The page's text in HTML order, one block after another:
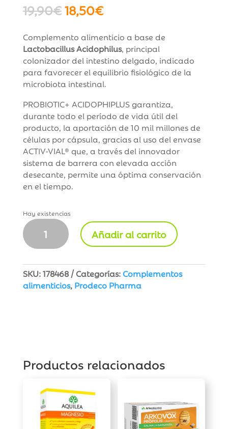
19,90€El
precio
original
era:
19,90€.
18,50€El
precio
actual
es:
18,50€.
Complemento alimenticio a base de
Lactobacillus Acidophilus, principal
colonizador del intestino delgado, indicado
para favorecer el equilibrio fisiológico de la
microbiota intestinal.
PROBIOTIC+ ACIDOPHIPLUS garantiza,
durante todo el período de vida útil del
producto, la aportación de 10 mil millones de
células por cápsula, gracias al uso del envase
ACTIV-VIAL® que, a través del innovador
sistema de barrera con elevada acción
desecante, permite una óptima conservación
en el tiempo.
Hay existencias
GSE
Probiotic+
Acidophiplus
cápsulas
cantidad
Añadir al carrito
SKU:178468 Categorías:Complementos
alimenticios, Prodeco Pharma
Productos relacionados